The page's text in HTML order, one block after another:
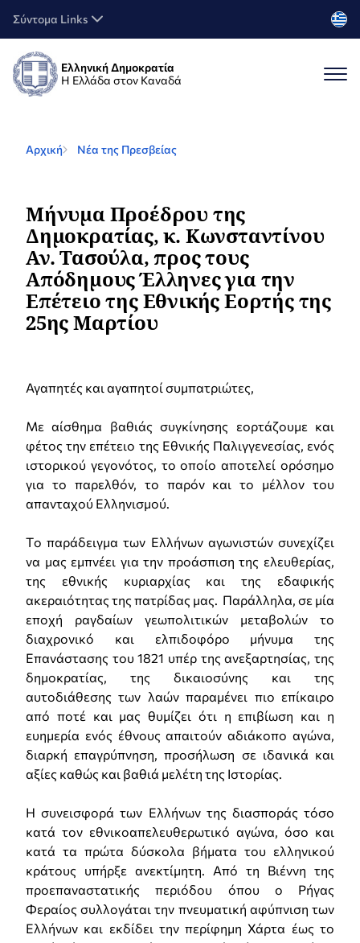
Σύντομα Links
Ελληνική Δημοκρατία
Η Ελλάδα στον Καναδά
Αρχική Νέα της Πρεσβείας
Μήνυμα Προέδρου της
Δημοκρατίας, κ. Κωνσταντίνου
Αν. Τασούλα, προς τους
Απόδημους Έλληνες για την
Επέτειο της Εθνικής Εορτής της
25ης Μαρτίου
Αγαπητές και αγαπητοί συμπατριώτες,
Με αίσθημα βαθιάς συγκίνησης εορτάζουμε και
φέτος την επέτειο της Εθνικής Παλιγγενεσίας, ενός
ιστορικού γεγονότος, το οποίο αποτελεί ορόσημο
για το παρελθόν, το παρόν και το μέλλον του
απανταχού Ελληνισμού.
Tο παράδειγμα των Ελλήνων αγωνιστών συνεχίζει
να μας εμπνέει για την προάσπιση της ελευθερίας,
της εθνικής κυριαρχίας και της εδαφικής
ακεραιότητας της πατρίδας μας. Παράλληλα, σε μία
εποχή ραγδαίων γεωπολιτικών μεταβολών το
διαχρονικό και ελπιδοφόρο μήνυμα της
Επανάστασης του 1821 υπέρ της ανεξαρτησίας, της
δημοκρατίας, της δικαιοσύνης και της
αυτοδιάθεσης των λαών παραμένει πιο επίκαιρο
από ποτέ και μας θυμίζει ότι η επιβίωση και η
ευημερία ενός έθνους απαιτούν αδιάκοπο αγώνα,
διαρκή επαγρύπνηση, προσήλωση σε ιδανικά και
αξίες καθώς και βαθιά μελέτη της Ιστορίας.
Η συνεισφορά των Ελλήνων της διασποράς τόσο
κατά τον εθνικοαπελευθερωτικό αγώνα, όσο και
κατά τα πρώτα δύσκολα βήματα του ελληνικού
κράτους υπήρξε ανεκτίμητη. Από τη Βιέννη της
προεπαναστατικής περιόδου όπου ο Ρήγας
Φεραίος συλλογάται την πνευματική αφύπνιση των
Ελλήνων και εκδίδει την περίφημη Χάρτα έως το